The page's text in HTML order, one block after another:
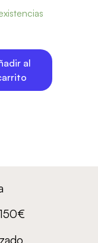
al